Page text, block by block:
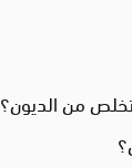
من الديون؟